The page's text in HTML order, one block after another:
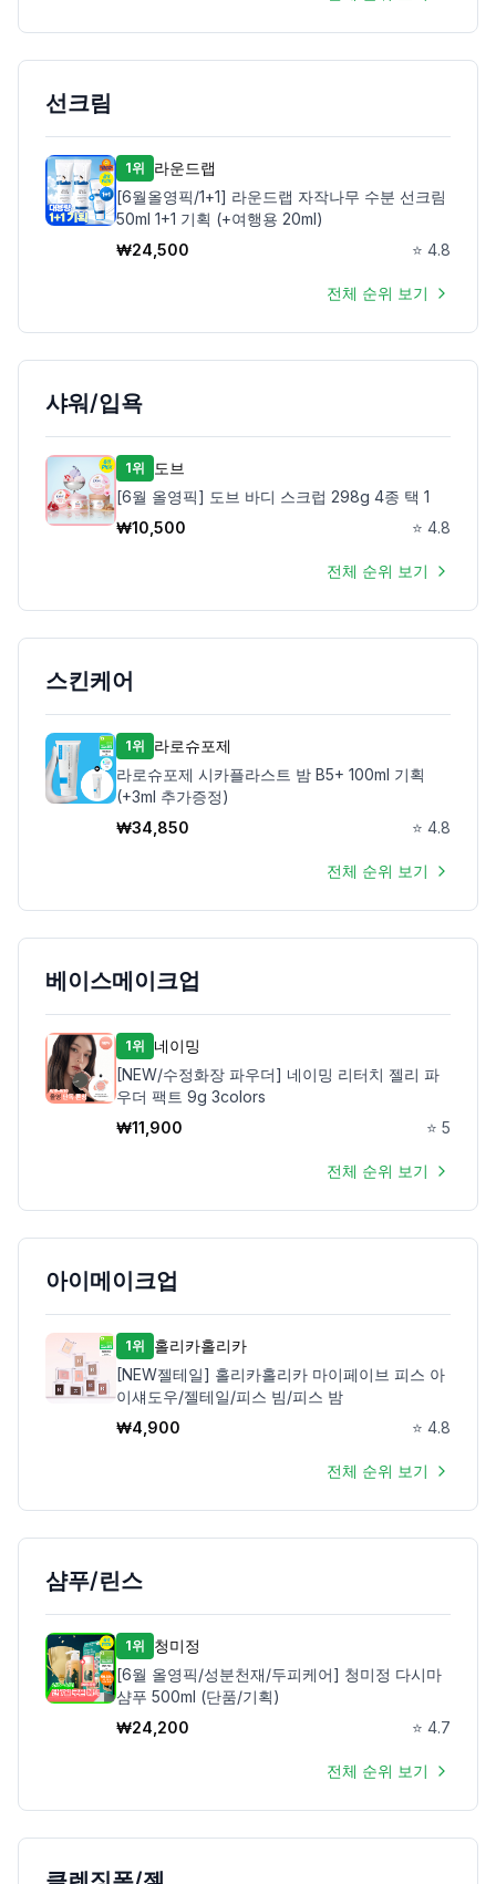
선크림
1위
라운드랩
[6월올영픽/1+1] 라운드랩 자작나무 수분 선크림
50ml 1+1 기획 (+여행용 20ml)
₩24,500 ⭐ 4.8
전체 순위 보기
샤워/입욕
1위
도브
[6월 올영픽] 도브 바디 스크럽 298g 4종 택 1
₩10,500 ⭐ 4.8
전체 순위 보기
스킨케어
1위
라로슈포제
라로슈포제 시카플라스트 밤 B5+ 100ml 기획
(+3ml 추가증정)
₩34,850 ⭐ 4.8
전체 순위 보기
베이스메이크업
1위
네이밍
[NEW/수정화장 파우더] 네이밍 리터치 젤리 파
우더 팩트 9g 3colors
₩11,900 ⭐ 5
전체 순위 보기
아이메이크업
1위
홀리카홀리카
[NEW젤테일] 홀리카홀리카 마이페이브 피스 아
이섀도우/젤테일/피스 빔/피스 밤
₩4,900 ⭐ 4.8
전체 순위 보기
샴푸/린스
1위
청미정
[6월 올영픽/성분천재/두피케어] 청미정 다시마
샴푸 500ml (단품/기획)
₩24,200 ⭐ 4.7
전체 순위 보기